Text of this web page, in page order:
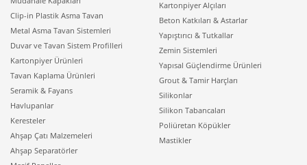
Isıtma sektöründe sunulan çeşitlilik, her kullanıcının
özel şartlarına göre optimize edilmiştir. Örneğin, hızlı
bir şekilde lokal sıcaklık artışı isteyenler fanlı veya
infrared modelleri tercih ederken, daha kalıcı ve
homojen bir ısı dağılımı hedefleyenler panel tipi
sistemlere yönelmektedir. Bu geniş ürün ekosistemini
temsil eden
grubu, taşınabilir ünitelerden
sabit montajlı cihazlara kadar pek çok alternatifi bir
arada sunar. Merkezi sistemlerin temelini oluşturan
kombilergibi cihazlar tüm evi ısıtmak için
tasarlanmışken, elektrikli modeller bölgesel konforun
Clip-in Plastik Asma Tavan
Metal Asma Tavan Sistemleri
Duvar ve Tavan Sistem Profilleri
Kartonpiyer Ürünleri
Tavan Kaplama Ürünleri
Seramik & Fayans
Havlupanlar
Keresteler
Ahşap Çatı Malzemeleri
Ahşap Separatörler
Kartonpiyer Alçıları
Beton Katkıları & Astarlar
Yapıştırıcı & Tutkallar
Zemin Sistemleri
Yapısal Güçlendirme Ürünleri
Grout & Tamir Harçları
Silikonlar
Silikon Tabancaları
Poliüretan Köpükler
Mastikler